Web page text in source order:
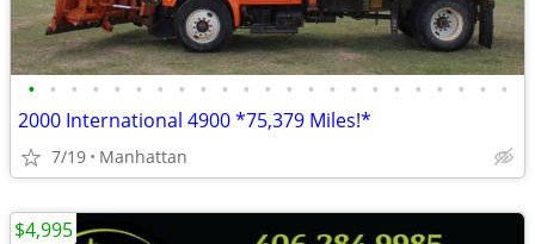
• • • • • • • • • • • • • • • • • • • • • • •
2000 International 4900 *75,379 Miles!*
7/19 Manhattan
$4,995